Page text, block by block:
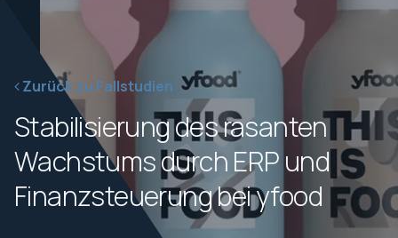
Zurück zu Fallstudien
Stabilisierung des rasanten
Wachstums durch ERP und
Finanzsteuerung bei yfood